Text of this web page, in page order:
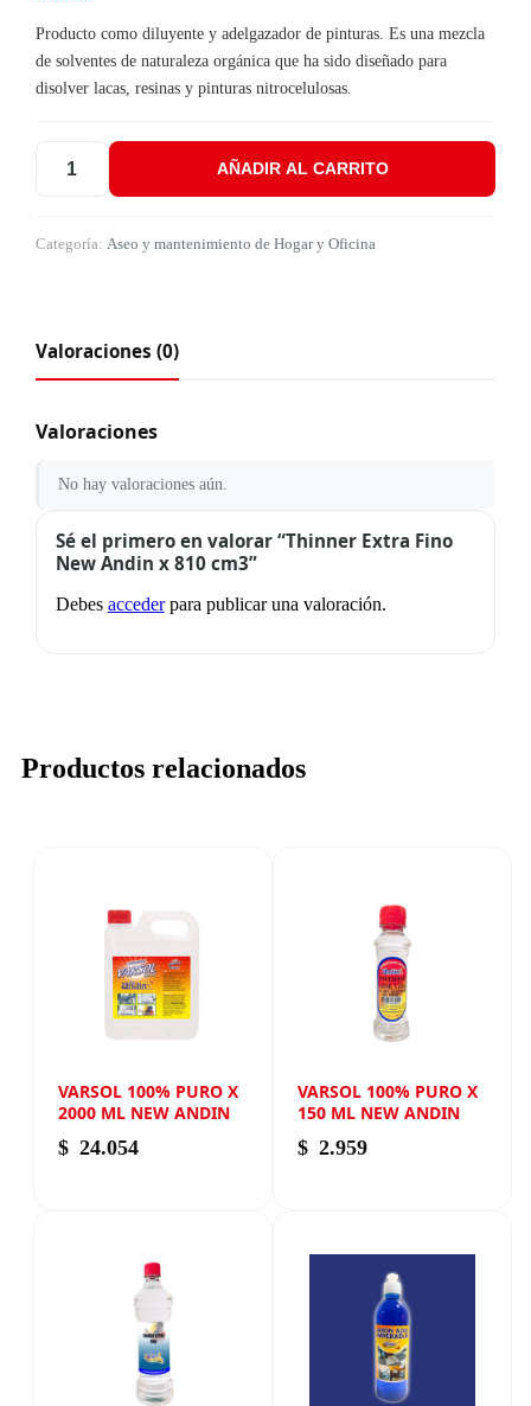
Producto como diluyente y adelgazador de pinturas. Es una mezcla
de solventes de naturaleza orgánica que ha sido diseñado para
disolver lacas, resinas y pinturas nitrocelulosas.
Thinner Extra Fino New Andin x 810 cm3 cantidad
AÑADIR AL CARRITO
Categoría: Aseo y mantenimiento de Hogar y Oficina
Valoraciones (0)
Valoraciones
No hay valoraciones aún.
Sé el primero en valorar “Thinner Extra Fino
New Andin x 810 cm3”
Debes accederpara publicar una valoración.
Productos relacionados
VARSOL 100% PURO X
2000 ML NEW ANDIN
$ 24.054
VARSOL 100% PURO X
150 ML NEW ANDIN
$ 2.959